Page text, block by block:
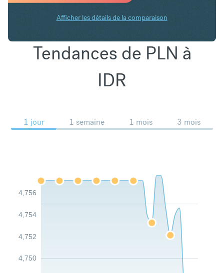
Afficher les détails de la comparaison
Tendances de PLN à
IDR
1 jour 1 semaine 1 mois 3 mois
4,750
4,752
4,754
4,756